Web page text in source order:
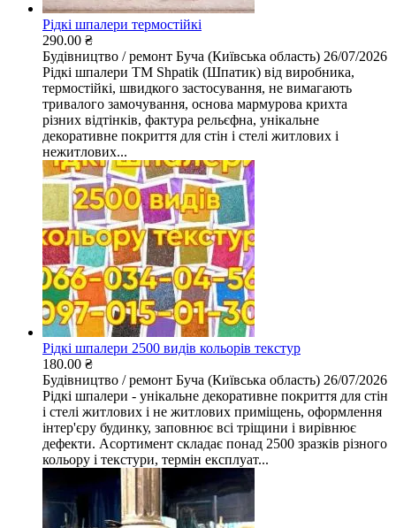
Рідкі шпалери термостійкі
290.00 ₴
Будівництво / ремонт Буча (Київська область) 26/07/2026
Рідкі шпалери ТМ Shpatik (Шпатик) від виробника,
термостійкі, швидкого застосування, не вимагають
тривалого замочування, основа мармурова крихта
різних відтінків, фактура рельєфна, унікальне
декоративне покриття для стін і стелі житлових і
нежитлових...
Рідкі шпалери 2500 видів кольорів текстур
180.00 ₴
Будівництво / ремонт Буча (Київська область) 26/07/2026
Рідкі шпалери - унікальне декоративне покриття для стін
і стелі житлових і не житлових приміщень, оформлення
інтер'єру будинку, заповнює всі тріщини і вирівнює
дефекти. Асортимент складає понад 2500 зразків різного
кольору і текстури, термін експлуат...